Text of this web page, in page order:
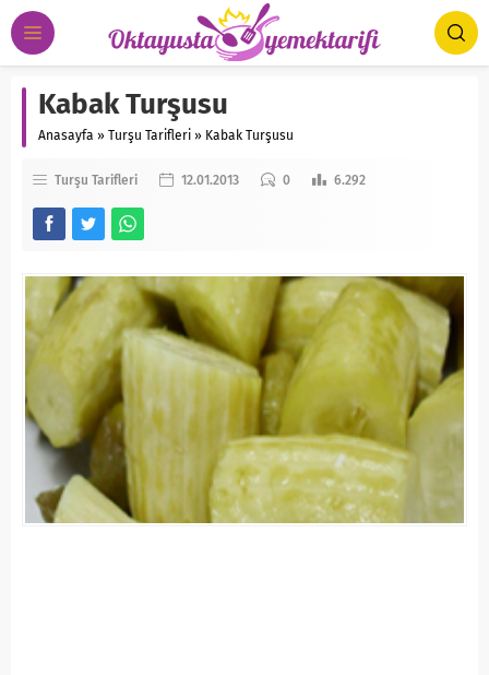
Kabak Turşusu
Anasayfa » Turşu Tarifleri » Kabak Turşusu
Turşu Tarifleri 12.01.2013 0 6.292